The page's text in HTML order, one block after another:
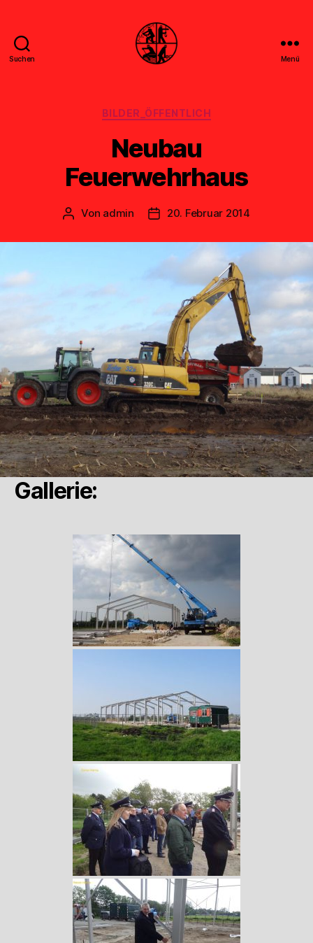
Suchen Menü
Kategorien
BILDER_ÖFFENTLICH
Neubau
Feuerwehrhaus
Beitragsautor
Von admin Veröffentlichungsdatum
20. Februar 2014
Gallerie: